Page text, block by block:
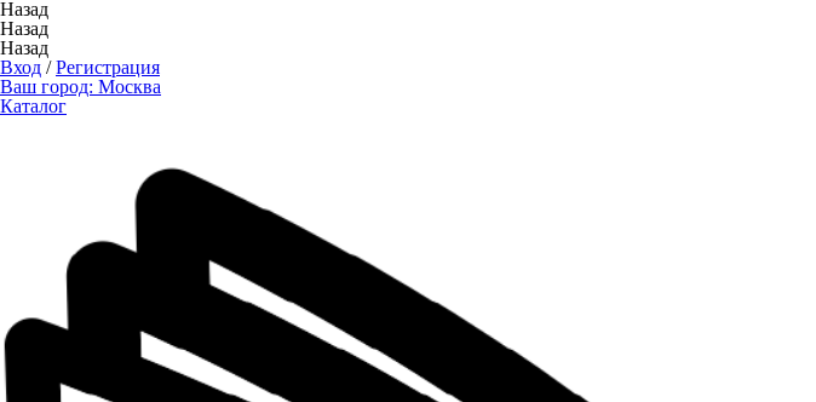
Назад
Назад
Назад
Вход /Регистрация
Ваш город: Москва
Каталог